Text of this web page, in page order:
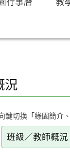
行事曆 教
況
鍵切換「綠園簡介
班級／教師概況